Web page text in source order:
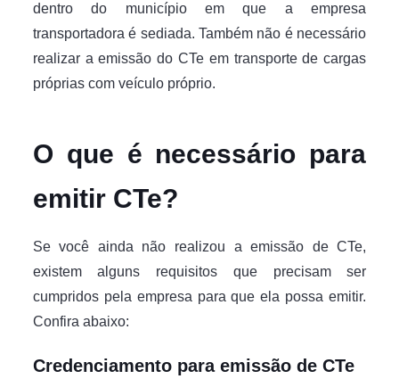
dentro do município em que a empresa
transportadora é sediada. Também não é necessário
realizar a emissão do CTe em transporte de cargas
próprias com veículo próprio.
O que é necessário para
emitir CTe?
Se você ainda não realizou a emissão de CTe,
existem alguns requisitos que precisam ser
cumpridos pela empresa para que ela possa emitir.
Confira abaixo:
Credenciamento para emissão de CTe